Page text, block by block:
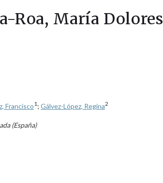
Roa, María Dolores
Francisco1 ; Gálvez-López, Regina2
(España)